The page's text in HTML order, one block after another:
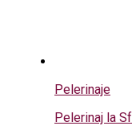
Pelerinaje
Pelerinaj la